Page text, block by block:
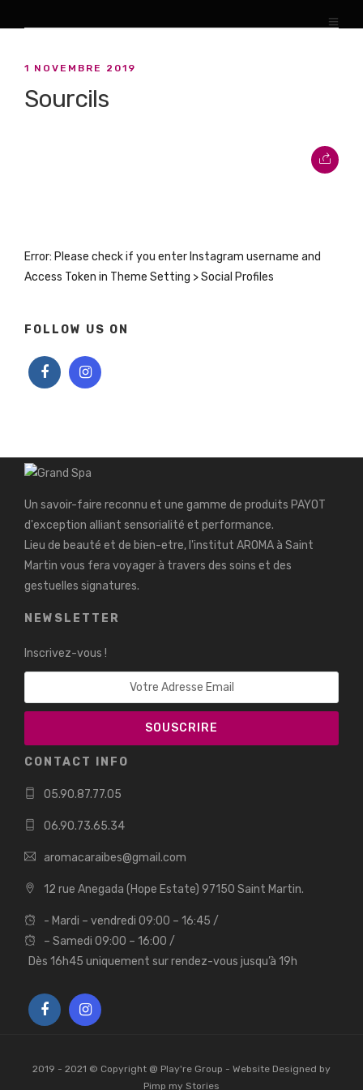
1 NOVEMBRE 2019
Sourcils
Error: Please check if you enter Instagram username and
Access Token in Theme Setting > Social Profiles
FOLLOW US ON
Un savoir-faire reconnu et une gamme de produits PAYOT
d'exception alliant sensorialité et performance.
Lieu de beauté et de bien-etre, l'institut AROMA à Saint
Martin vous fera voyager à travers des soins et des
gestuelles signatures.
NEWSLETTER
Inscrivez-vous !
CONTACT INFO
05.90.87.77.05
06.90.73.65.34
aromacaraibes@gmail.com
12 rue Anegada (Hope Estate) 97150 Saint Martin.
- Mardi – vendredi 09:00 – 16:45 /
– Samedi 09:00 – 16:00 /
Dès 16h45 uniquement sur rendez-vous jusqu’à 19h
2019 - 2021 © Copyright @ Play're Group - Website Designed by
Pimp my Stories